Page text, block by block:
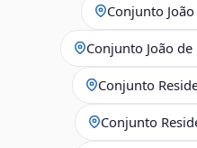
Conjunto
Conjunto João
Conjunto
Conjunto